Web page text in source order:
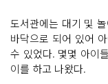
도서관에는 대기 및
바닥으로 되어 있어
수 있었다. 몇몇 아이
이를 하고 나왔다.